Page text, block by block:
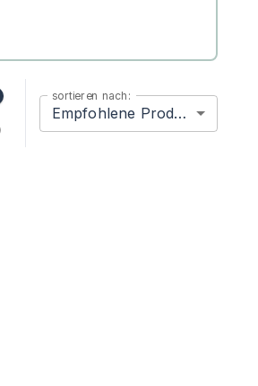
sortieren nach:
Empfohlene Produkte